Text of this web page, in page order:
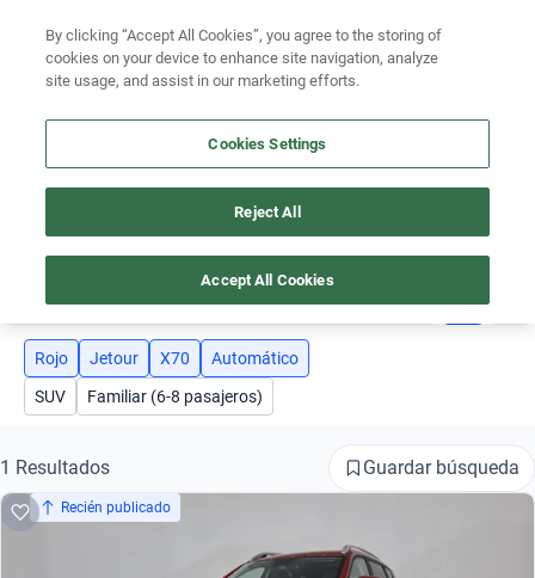
Ubicación
Encuentra el auto ideal para tu presupuesto
Simular plan a meses
JETOUR X70 AUTOMATICO ROJO
Busca por modelo
Busca por versión
Busca por año
Busca por marca
Busca por modelo
Rojo Jetour X70
Automático
SUV
Familiar (6-8 pasajeros)
1 Resultados Guardar búsqueda
Recién publicado
By clicking “Accept All Cookies”, you agree to the storing of
cookies on your device to enhance site navigation, analyze
site usage, and assist in our marketing efforts.
Cookies Settings
Reject All
Accept All Cookies